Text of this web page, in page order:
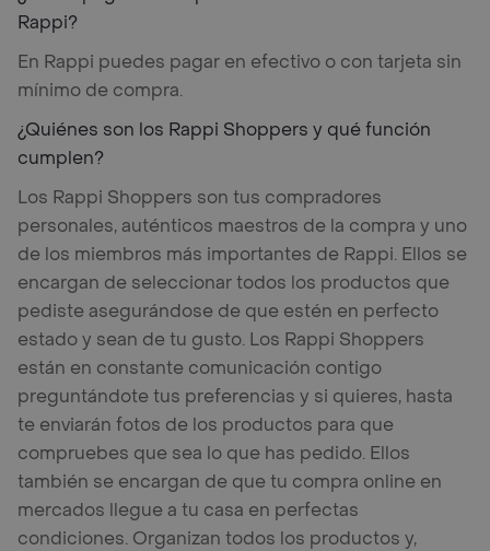
Rappi?
En Rappi puedes pagar en efectivo o con tarjeta sin
mínimo de compra.
¿Quiénes son los Rappi Shoppers y qué función
cumplen?
Los Rappi Shoppers son tus compradores
personales, auténticos maestros de la compra y uno
de los miembros más importantes de Rappi. Ellos se
encargan de seleccionar todos los productos que
pediste asegurándose de que estén en perfecto
estado y sean de tu gusto. Los Rappi Shoppers
están en constante comunicación contigo
preguntándote tus preferencias y si quieres, hasta
te enviarán fotos de los productos para que
compruebes que sea lo que has pedido. Ellos
también se encargan de que tu compra online en
mercados llegue a tu casa en perfectas
condiciones. Organizan todos los productos y,